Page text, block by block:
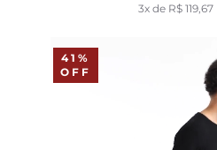
3x de R$ 119,67
41%
OFF